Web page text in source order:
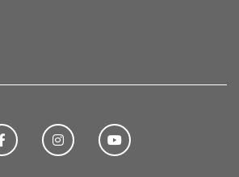
FACEBOOKINSTAGRAMYOUTUBE